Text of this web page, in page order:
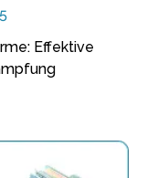
Effektive